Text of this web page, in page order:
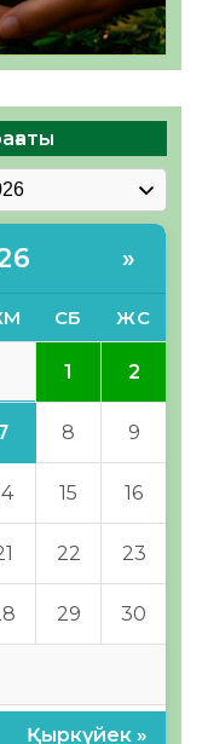
»
СБ ЖС
1 2
8 9
15 16
22 23
29 30
Қыркүйек »